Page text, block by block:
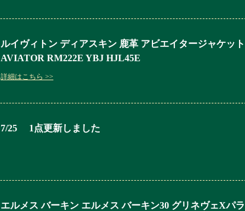
ルイヴィトン ディアスキン 鹿革 アビエイタージャケット
AVIATOR RM222E YBJ HJL45E
詳細はこちら >>
7/25 1点更新しました
エルメス バーキン エルメス バーキン30 グリネヴェXパラ